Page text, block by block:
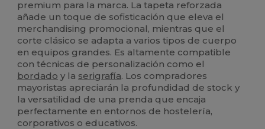
premium para la marca. La tapeta reforzada
añade un toque de sofisticación que eleva el
merchandising promocional, mientras que el
corte clásico se adapta a varios tipos de cuerpo
en equipos grandes. Es altamente compatible
con técnicas de personalización como el
bordado y la serigrafía. Los compradores
mayoristas apreciarán la profundidad de stock y
la versatilidad de una prenda que encaja
perfectamente en entornos de hostelería,
corporativos o educativos.